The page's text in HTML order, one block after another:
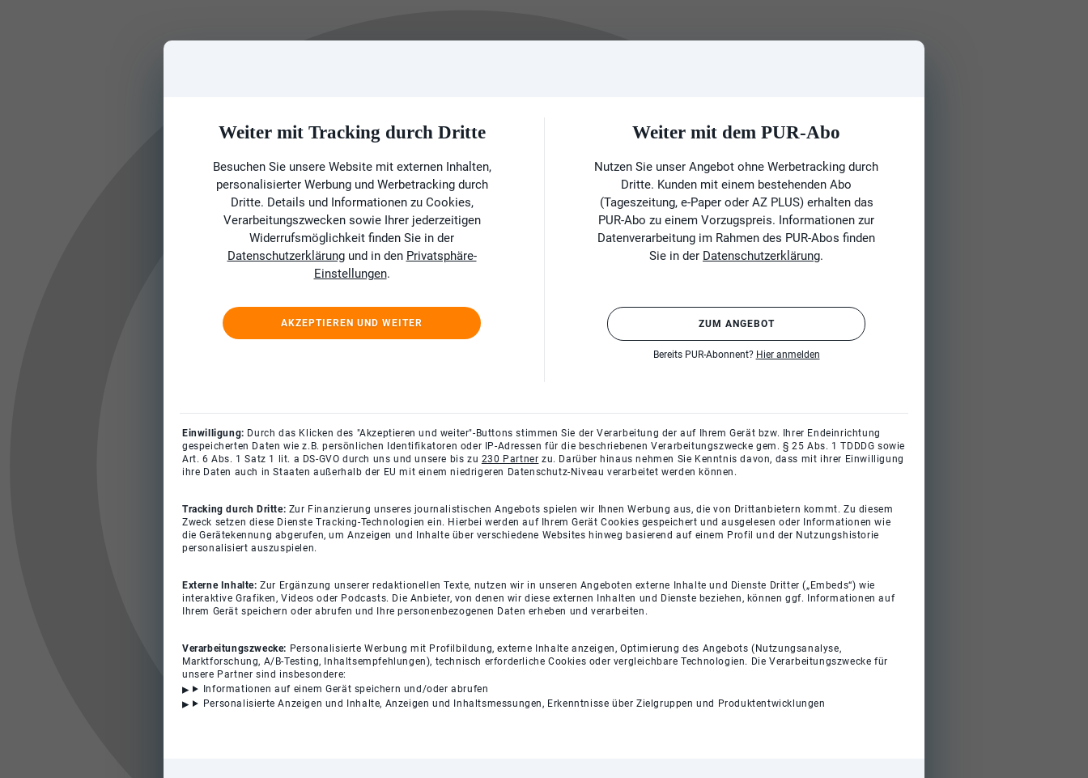
Weiter mit Tracking durch Dritte
Besuchen Sie unsere Website mit externen Inhalten,
personalisierter Werbung und Werbetracking durch
Dritte. Details und Informationen zu Cookies,
Verarbeitungszwecken sowie Ihrer jederzeitigen
Widerrufsmöglichkeit finden Sie in der
Datenschutzerklärungund in den Privatsphäre-
Einstellungen.
AKZEPTIEREN UND WEITER
Weiter mit dem PUR-Abo
Nutzen Sie unser Angebot ohne Werbetracking durch
Dritte. Kunden mit einem bestehenden Abo
(Tageszeitung, e-Paper oder AZ PLUS) erhalten das
PUR-Abo zu einem Vorzugspreis. Informationen zur
Datenverarbeitung im Rahmen des PUR-Abos finden
Sie in der Datenschutzerklärung.
ZUM ANGEBOT
Bereits PUR-Abonnent? Hier anmelden
Einwilligung: Durch das Klicken des "Akzeptieren und weiter"-Buttons stimmen Sie der Verarbeitung der auf Ihrem Gerät bzw. Ihrer Endeinrichtung
gespeicherten Daten wie z.B. persönlichen Identifikatoren oder IP-Adressen für die beschriebenen Verarbeitungszwecke gem. § 25 Abs. 1 TDDDG sowie
Art. 6 Abs. 1 Satz 1 lit. a DS-GVO durch uns und unsere bis zu 230 Partner zu. Darüber hinaus nehmen Sie Kenntnis davon, dass mit ihrer Einwilligung
ihre Daten auch in Staaten außerhalb der EU mit einem niedrigeren Datenschutz-Niveau verarbeitet werden können.
Tracking durch Dritte: Zur Finanzierung unseres journalistischen Angebots spielen wir Ihnen Werbung aus, die von Drittanbietern kommt. Zu diesem
Zweck setzen diese Dienste Tracking-Technologien ein. Hierbei werden auf Ihrem Gerät Cookies gespeichert und ausgelesen oder Informationen wie
die Gerätekennung abgerufen, um Anzeigen und Inhalte über verschiedene Websites hinweg basierend auf einem Profil und der Nutzungshistorie
personalisiert auszuspielen.
Externe Inhalte:Zur Ergänzung unserer redaktionellen Texte, nutzen wir in unseren Angeboten externe Inhalte und Dienste Dritter („Embeds“) wie
interaktive Grafiken, Videos oder Podcasts. Die Anbieter, von denen wir diese externen Inhalten und Dienste beziehen, können ggf. Informationen auf
Ihrem Gerät speichern oder abrufen und Ihre personenbezogenen Daten erheben und verarbeiten.
Verarbeitungszwecke: Personalisierte Werbung mit Profilbildung, externe Inhalte anzeigen, Optimierung des Angebots (Nutzungsanalyse,
Marktforschung, A/B-Testing, Inhaltsempfehlungen), technisch erforderliche Cookies oder vergleichbare Technologien. Die Verarbeitungszwecke für
unsere Partner sind insbesondere:
Informationen auf einem Gerät speichern und/oder abrufen
Personalisierte Anzeigen und Inhalte, Anzeigen und Inhaltsmessungen, Erkenntnisse über Zielgruppen und Produktentwicklungen